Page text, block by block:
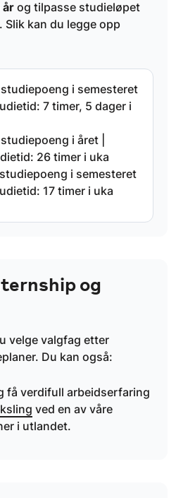
år og tilpasse studieløpet
kan du legge opp
i semesteret
7 timer, 5 dager i
i året |
26 timer i uka
i semesteret
17 timer i uka
og
velge valgfag etter
Du kan også:
få verdifull arbeidserfaring
ved en av våre
i utlandet.